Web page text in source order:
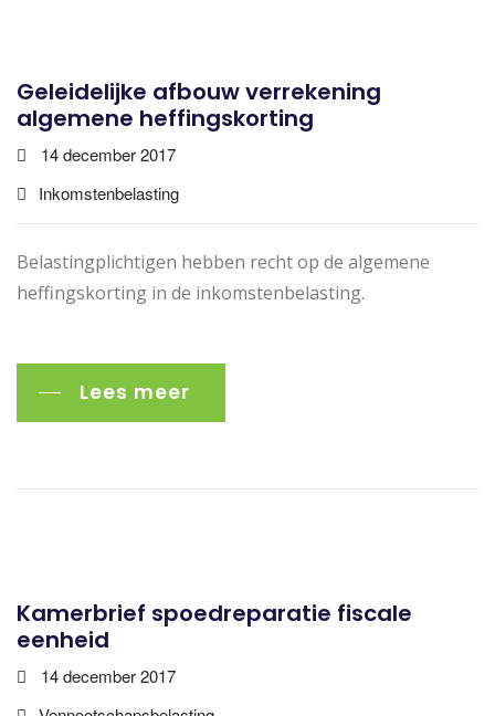
Geleidelijke afbouw verrekening
algemene heffingskorting
14 december 2017
Inkomstenbelasting
Belastingplichtigen hebben recht op de algemene
heffingskorting in de inkomstenbelasting.
Lees meer
Kamerbrief spoedreparatie fiscale
eenheid
14 december 2017